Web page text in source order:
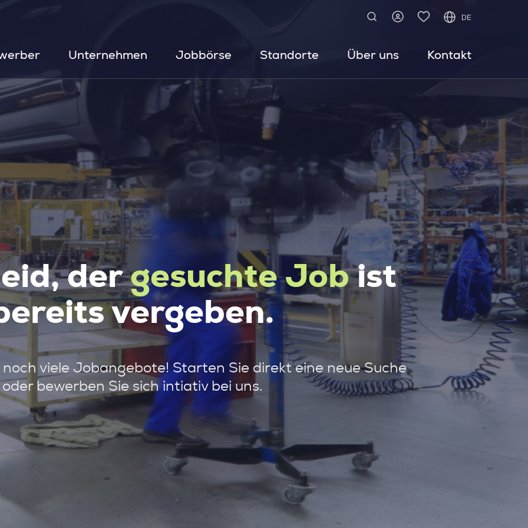
DE
Unternehmen Jobbörse Standorte Über uns Kontakt
dergesuchte Jobist
vergeben.
viele Jobangebote! Starten Sie direkt eine neue Suche
oder bewerben Sie sich intiativ bei uns.